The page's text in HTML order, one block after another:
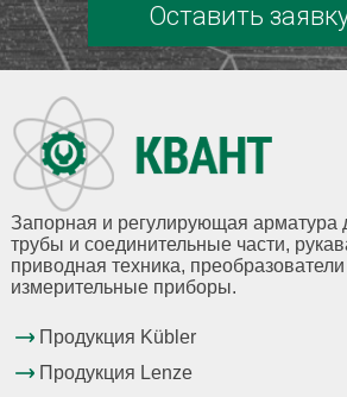
Оставить
Запорная и регулирующая арматура
трубы и соединительные части,
приводная техника,
измерительные приборы.
Продукция Kübler
Продукция Lenze